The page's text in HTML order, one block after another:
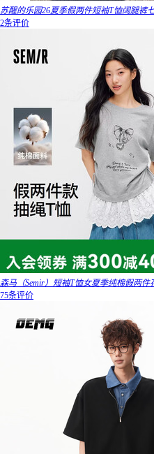
苏醒的乐园26夏季假两件短袖T恤阔腿裤
2条评价
森马（Semir）短袖T恤女夏季纯棉假两件
75条评价